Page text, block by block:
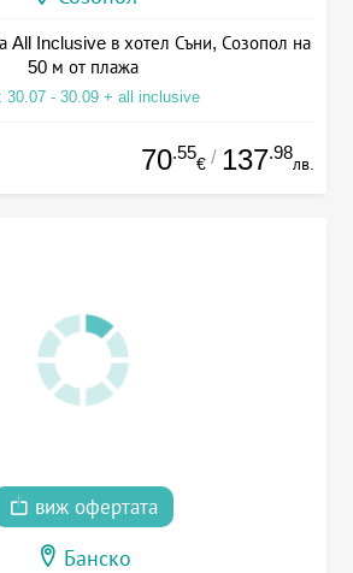
All Inclusive в хотел Съни, Созопол на
50 м от плажа
30.07 - 30.09 + all inclusive
70.55
€ / 137.98
лв.
виж офертата
Банско